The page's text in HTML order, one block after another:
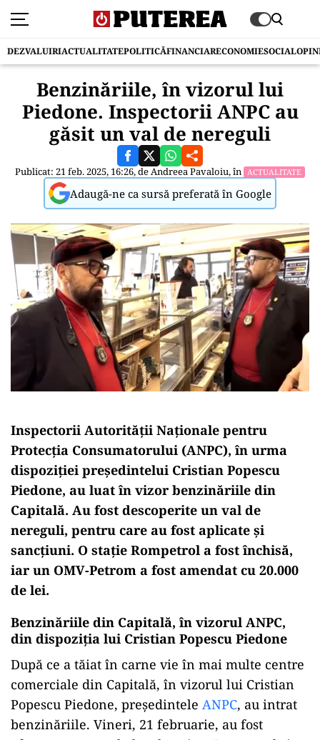
DEZVALUIRIACTUALITATEPOLITICĂFINANCIARECONOMIESOCIAL
Benzinăriile, în vizorul lui
Piedone. Inspectorii ANPC au
găsit un val de nereguli
Publicat: 21 feb. 2025, 16:26, deAndreea Pavaloiu, în ACTUALITATE
Adaugă-ne ca sursă preferată în Google
Inspectorii Autorității Naționale pentru
Protecția Consumatorului (ANPC), în urma
dispoziției președintelui Cristian Popescu
Piedone, au luat în vizor benzinăriile din
Capitală. Au fost descoperite un val de
nereguli, pentru care au fost aplicate și
sancțiuni. O stație Rompetrol a fost închisă,
iar un OMV-Petrom a fost amendat cu 20.000
de lei.
Benzinăriile din Capitală, în vizorul ANPC,
din dispoziția lui Cristian Popescu Piedone
După ce a tăiat în carne vie în mai multe centre
comerciale din Capitală, în vizorul lui Cristian
Popescu Piedone, președintele ANPC, au intrat
benzinăriile. Vineri, 21 februarie, au fost